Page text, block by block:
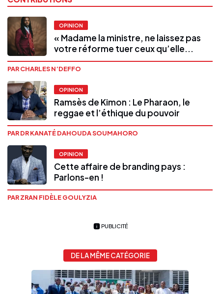
OPINION
« Madame la ministre, ne laissez pas
votre réforme tuer ceux qu’elle...
PAR CHARLES N’DEFFO
OPINION
Ramsès de Kimon : Le Pharaon, le
reggae et l’éthique du pouvoir
PAR DR KANATÉ DAHOUDA SOUMAHORO
OPINION
Cette affaire de branding pays :
Parlons-en !
PAR ZRAN FIDÈLE GOULYZIA
PUBLICITÉ
DE LA MÊME CATÉGORIE